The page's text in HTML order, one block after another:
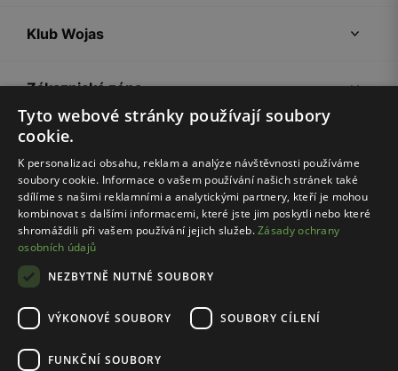
Klub Wojas
Zákaznická zóna
Společnost Wojas
Rady
Pravidla e-shopu
Zásady ochrany osobních údajů
Tyto webové stránky používají soubory
cookie.
K personalizaci obsahu, reklam a analýze návštěvnosti používáme
soubory cookie. Informace o vašem používání našich stránek také
sdílíme s našimi reklamními a analytickými partnery, kteří je mohou
kombinovat s dalšími informacemi, které jste jim poskytli nebo které
shromáždili při vašem používání jejich služeb.Zásady ochrany
osobních údajů
NEZBYTNĚ NUTNÉ SOUBORY
VÝKONOVÉ SOUBORY SOUBORY CÍLENÍ
FUNKČNÍ SOUBORY